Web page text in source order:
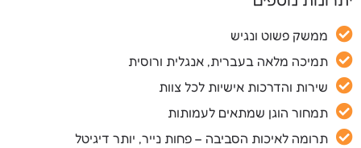
ממשק פשוט ונגיש
תמיכה מלאה בעברית, אנגלית ורוסית
שירות והדרכות אישיות לכל צוות
תמחור הוגן שמתאים לעמותות
תרומה לאיכות הסביבה – פחות נייר, יותר דיגיטל